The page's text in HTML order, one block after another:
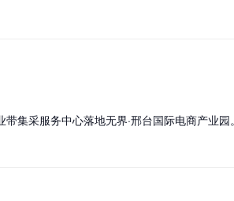
集采服务中心落地无界·邢台国际电商产业园。